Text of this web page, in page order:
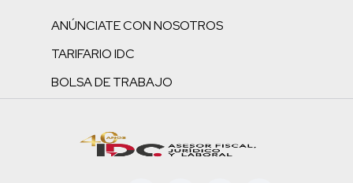
ANÚNCIATE CON NOSOTROS
TARIFARIO IDC
BOLSA DE TRABAJO